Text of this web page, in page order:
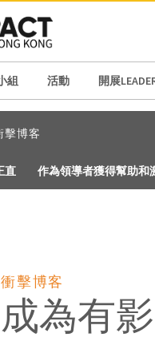
組 活動 開展
擊博客
直 作為領導者獲得幫助和
衝擊博客
成為有